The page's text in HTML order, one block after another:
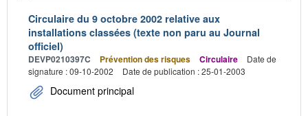
Circulaire du 9 octobre 2002 relative aux
installations classées (texte non paru au Journal
officiel)
DEVP0210397C Prévention des risques Circulaire
Date de
signature : 09-10-2002
Date de publication : 25-01-2003
Document principal